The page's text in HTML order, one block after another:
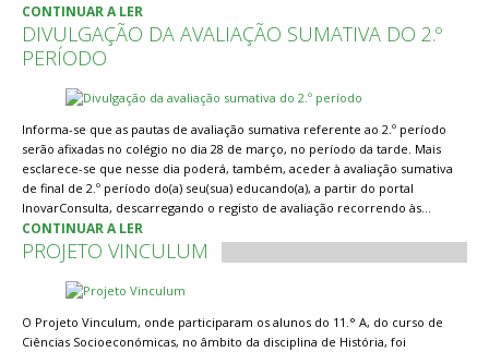
CONTINUAR A LER
DIVULGAÇÃO DA AVALIAÇÃO SUMATIVA DO 2.º
PERÍODO
Informa-se que as pautas de avaliação sumativa referente ao 2.º período
serão afixadas no colégio no dia 28 de março, no período da tarde. Mais
esclarece-se que nesse dia poderá, também, aceder à avaliação sumativa
de final de 2.º período do(a) seu(sua) educando(a), a partir do portal
InovarConsulta, descarregando o registo de avaliação recorrendo às…
CONTINUAR A LER
PROJETO VINCULUM
O Projeto Vinculum, onde participaram os alunos do 11.° A, do curso de
Ciências Socioeconómicas, no âmbito da disciplina de História, foi